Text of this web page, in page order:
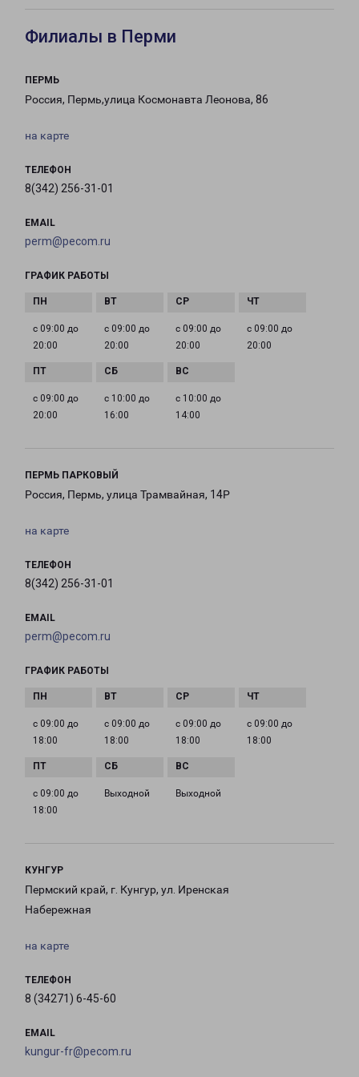
Филиалы в Перми
ПЕРМЬ
Россия, Пермь,улица Космонавта Леонова, 86
на карте
ТЕЛЕФОН
8(342) 256-31-01
EMAIL
perm@pecom.ru
ГРАФИК РАБОТЫ
с 09:00 до
20:00
с 09:00 до
20:00
с 09:00 до
20:00
с 09:00 до
20:00
с 09:00 до
20:00
с 10:00 до
16:00
с 10:00 до
14:00
ПЕРМЬ ПАРКОВЫЙ
Россия, Пермь, улица Трамвайная, 14Р
на карте
ТЕЛЕФОН
8(342) 256-31-01
EMAIL
perm@pecom.ru
ГРАФИК РАБОТЫ
с 09:00 до
18:00
с 09:00 до
18:00
с 09:00 до
18:00
с 09:00 до
18:00
с 09:00 до
18:00
Выходной Выходной
КУНГУР
Пермский край, г. Кунгур, ул. Иренская
Набережная
на карте
ТЕЛЕФОН
8 (34271) 6-45-60
EMAIL
kungur-fr@pecom.ru